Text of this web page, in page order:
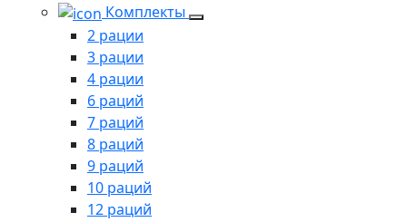
Комплекты
2 рации
3 рации
4 рации
6 раций
7 раций
8 раций
9 раций
10 раций
12 раций